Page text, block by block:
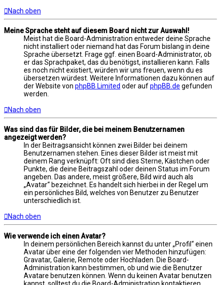
Nach oben
Meine Sprache steht auf diesem Board nicht zur Auswahl!
Meist hat die Board-Administration entweder deine Sprache
nicht installiert oder niemand hat das Forum bislang in deine
Sprache übersetzt. Frage ggf. einen Board-Administrator, ob
er das Sprachpaket, das du benötigst, installieren kann. Falls
es noch nicht existiert, würden wir uns freuen, wenn du es
übersetzen würdest. Weitere Informationen dazu können auf
der Website von phpBB Limited oder aufphpBB.de gefunden
werden.
Nach oben
Was sind das für Bilder, die bei meinem Benutzernamen
angezeigt werden?
In der Beitragsansicht können zwei Bilder bei deinem
Benutzernamen stehen. Eines dieser Bilder ist meist mit
deinem Rang verknüpft: Oft sind dies Sterne, Kästchen oder
Punkte, die deine Beitragszahl oder deinen Status im Forum
angeben. Das andere, meist größere, Bild wird auch als
„Avatar“ bezeichnet. Es handelt sich hierbei in der Regel um
ein persönliches Bild, welches von Benutzer zu Benutzer
unterschiedlich ist.
Nach oben
Wie verwende ich einen Avatar?
In deinem persönlichen Bereich kannst du unter „Profil“ einen
Avatar über eine der folgenden vier Methoden hinzufügen:
Gravatar, Galerie, Remote oder Hochladen. Die Board-
Administration kann bestimmen, ob und wie die Benutzer
Avatare benutzen können. Wenn du keinen Avatar benutzen